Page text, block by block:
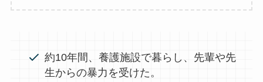
約10年間、養護施設で暮らし、先輩や先
生からの暴力を受けた。